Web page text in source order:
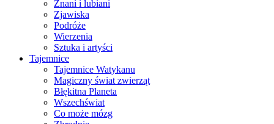
Znani i lubiani
Zjawiska
Podróże
Wierzenia
Sztuka i artyści
Tajemnice
Tajemnice Watykanu
Magiczny świat zwierząt
Błękitna Planeta
Wszechświat
Co może mózg